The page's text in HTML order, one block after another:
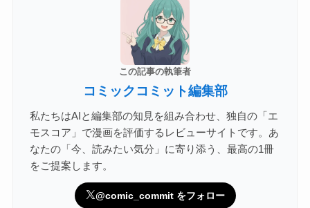
この記事の執筆者
コミックコミット編集部
私たちはAIと編集部の知見を組み合わせ、独自の「エ
モスコア」で漫画を評価するレビューサイトです。あ
なたの「今、読みたい気分」に寄り添う、最高の1冊
をご提案します。
@comic_commit をフォロー